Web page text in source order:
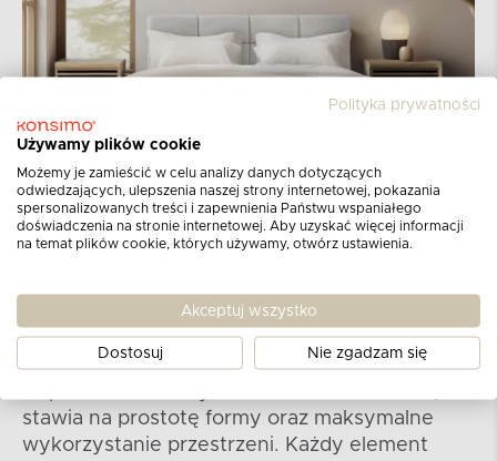
Kolekcja ALTOS
Kolekcja ALTOS to nie tylko piękno i
funkcjonalność, ale także ukłon w stronę
praktycznych rozwiązań codziennego użytku.
stawia na prostotę formy oraz maksymalne
wykorzystanie przestrzeni. Każdy element
Polityka prywatności
Używamy plików cookie
Możemy je zamieścić w celu analizy danych dotyczących
odwiedzających, ulepszenia naszej strony internetowej, pokazania
spersonalizowanych treści i zapewnienia Państwu wspaniałego
doświadczenia na stronie internetowej. Aby uzyskać więcej informacji
na temat plików cookie, których używamy, otwórz ustawienia.
Akceptuj wszystko
Dostosuj Nie zgadzam się